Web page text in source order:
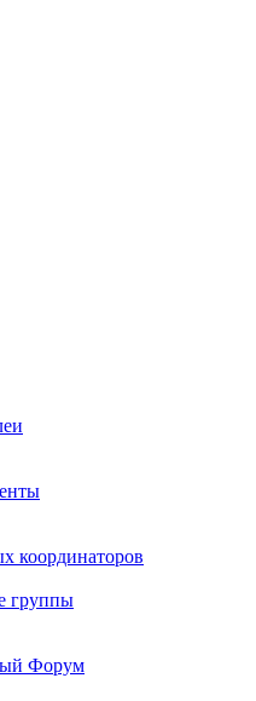
координаторов
группы
Форум